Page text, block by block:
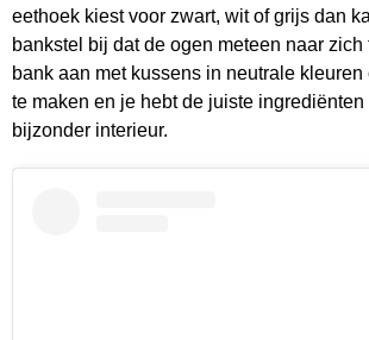
eethoek kiest voor zwart, wit of grijs dan
bankstel bij dat de ogen meteen naar
bank aan met kussens in neutrale
te maken en je hebt de juiste ingrediënten
bijzonder interieur.